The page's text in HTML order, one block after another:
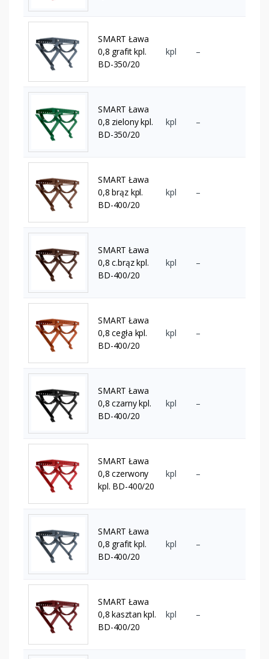
SMART Ława
0,8 grafit kpl.
BD-350/20
kpl –
SMART Ława
0,8 zielony kpl.
BD-350/20
kpl –
SMART Ława
0,8 brąz kpl.
BD-400/20
kpl –
SMART Ława
0,8 c.brąz kpl.
BD-400/20
kpl –
SMART Ława
0,8 cegła kpl.
BD-400/20
kpl –
SMART Ława
0,8 czarny kpl.
BD-400/20
kpl –
SMART Ława
0,8 czerwony
kpl. BD-400/20
kpl –
SMART Ława
0,8 grafit kpl.
BD-400/20
kpl –
SMART Ława
0,8 kasztan kpl.
BD-400/20
kpl –